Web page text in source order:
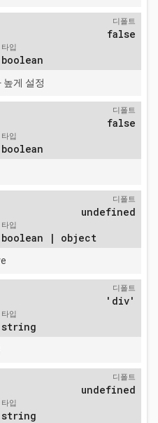
디폴트
false
타입
boolean
게 설정
디폴트
false
타입
boolean
디폴트
undefined
타입
boolean | object
디폴트
'div'
타입
string
디폴트
undefined
타입
string